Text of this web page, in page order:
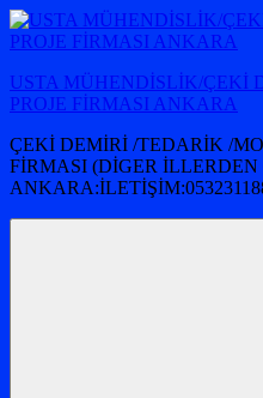
İçeriğe
atla
USTA MÜHENDİSLİK/ÇEKİ
PROJE FİRMASI ANKARA
ÇEKİ DEMİRİ /TEDARİK /
FİRMASI (DİGER İLLERDEN